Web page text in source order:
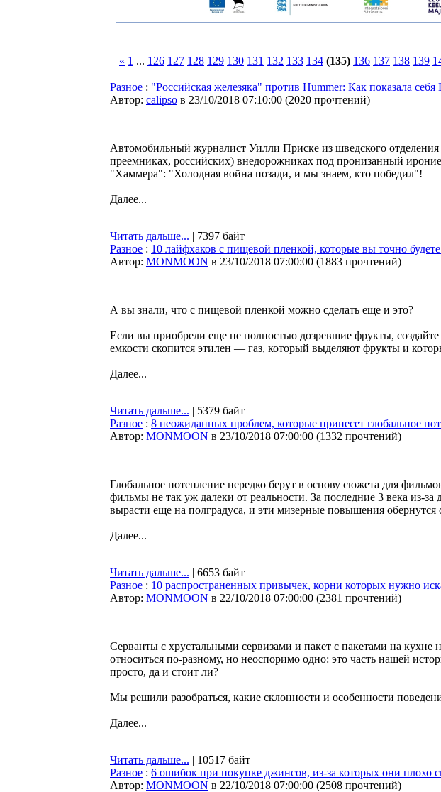
« 1 ... 126 127 128 129 130 131 132 133 134 (135) 136 137 138 139
Разное : "Российская железяка" против Hummer: Как показала себя
Автор: calipso в 23/10/2018 07:10:00 (2020 прочтений)
Автомобильный журналист Уилли Приске из шведского
преемниках, российских) внедорожниках под пронизанный
"Хаммера": "Холодная война позади, и мы знаем, кто победил"!
Далее...
Читать дальше... | 7397 байт
Разное : 10 лайфхаков с пищевой пленкой, которые вы точно будете
Автор: MONMOON в 23/10/2018 07:00:00 (1883 прочтений)
А вы знали, что с пищевой пленкой можно сделать еще и это?
Если вы приобрели еще не полностью дозревшие фрукты,
емкости скопится этилен — газ, который выделяют фрукты и
Далее...
Читать дальше... | 5379 байт
Разное : 8 неожиданных проблем, которые принесет глобальное
Автор: MONMOON в 23/10/2018 07:00:00 (1332 прочтений)
Глобальное потепление нередко берут в основу сюжета для
фильмы не так уж далеки от реальности. За последние 3 века из-
вырасти еще на полградуса, и эти мизерные повышения
Далее...
Читать дальше... | 6653 байт
Разное : 10 распространенных привычек, корни которых нужно
Автор: MONMOON в 22/10/2018 07:00:00 (2381 прочтений)
Серванты с хрустальными сервизами и пакет с пакетами на
относиться по-разному, но неоспоримо одно: это часть нашей
просто, да и стоит ли?
Мы решили разобраться, какие склонности и особенности
Далее...
Читать дальше... | 10517 байт
Разное : 6 ошибок при покупке джинсов, из-за которых они плохо
Автор: MONMOON в 22/10/2018 07:00:00 (2508 прочтений)